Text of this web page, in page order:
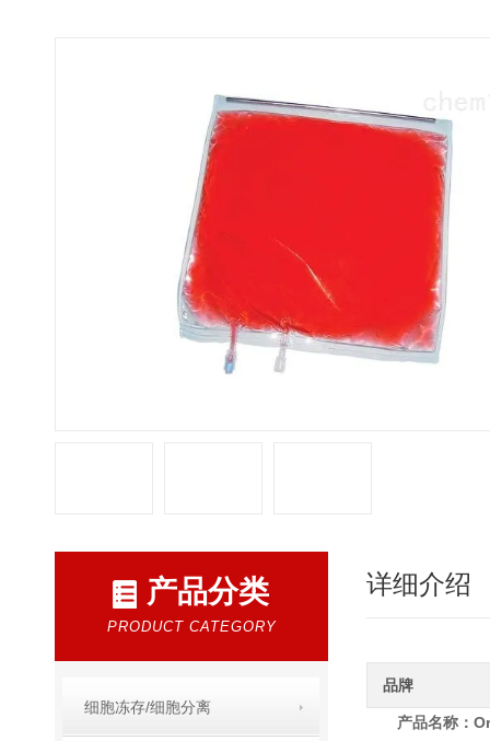
产品分类
PRODUCT CATEGORY
细胞冻存/细胞分离
详细介绍
品牌
产品名称：